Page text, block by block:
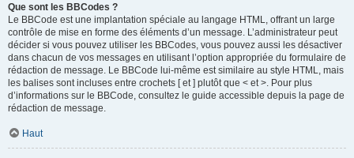
Que sont les BBCodes ?
Le BBCode est une implantation spéciale au langage HTML, offrant un large
contrôle de mise en forme des éléments d’un message. L’administrateur peut
décider si vous pouvez utiliser les BBCodes, vous pouvez aussi les désactiver
dans chacun de vos messages en utilisant l’option appropriée du formulaire de
rédaction de message. Le BBCode lui-même est similaire au style HTML, mais
les balises sont incluses entre crochets [ et ] plutôt que < et >. Pour plus
d’informations sur le BBCode, consultez le guide accessible depuis la page de
rédaction de message.
Haut